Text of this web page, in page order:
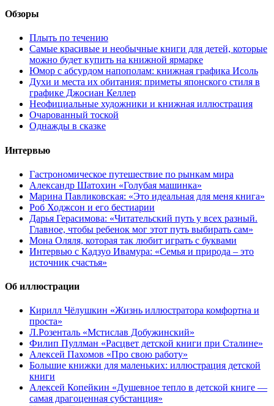
Обзоры
Плыть по течению
Самые красивые и необычные книги для детей, которые
можно будет купить на книжной ярмарке
Юмор с абсурдом напополам: книжная графика Исоль
Духи и места их обитания: приметы японского стиля в
графике Джосиан Келлер
Неофициальные художники и книжная иллюстрация
Очарованный тоской
Однажды в сказке
Интервью
Гастрономическое путешествие по рынкам мира
Александр Шатохин «Голубая машинка»
Марина Павликовская: «Это идеальная для меня книга»
Роб Ходжсон и его бестиарии
Дарья Герасимова: «Читательский путь у всех разный.
Главное, чтобы ребенок мог этот путь выбирать сам»
Мона Оляля, которая так любит играть с буквами
Интервью с Кадзуо Ивамура: «Семья и природа – это
источник счастья»
Об иллюстрации
Кирилл Чёлушкин «Жизнь иллюстратора комфортна и
проста»
Л.Розенталь «Мстислав Добужинский»
Филип Пуллман «Расцвет детской книги при Сталине»
Алексей Пахомов «Про свою работу»
Большие книжки для маленьких: иллюстрация детской
книги
Алексей Копейкин «Душевное тепло в детской книге —
самая драгоценная субстанция»